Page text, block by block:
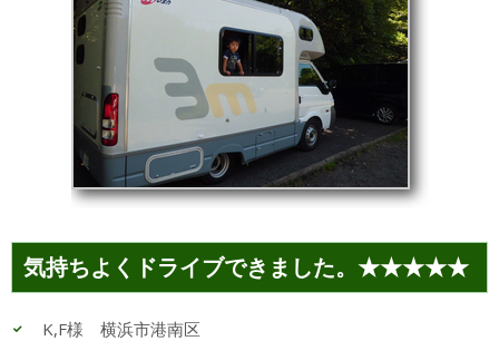
気持ちよくドライブできました。★★★★★
K,F様 横浜市港南区